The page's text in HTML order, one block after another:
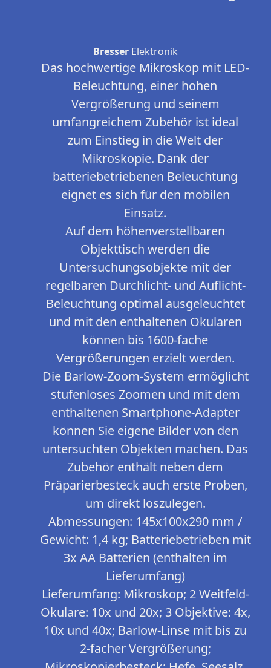
Bresser Elektronik
Das hochwertige Mikroskop mit LED-
Beleuchtung, einer hohen
Vergrößerung und seinem
umfangreichem Zubehör ist ideal
zum Einstieg in die Welt der
Mikroskopie. Dank der
batteriebetriebenen Beleuchtung
eignet es sich für den mobilen
Einsatz.
Auf dem höhenverstellbaren
Objekttisch werden die
Untersuchungsobjekte mit der
regelbaren Durchlicht- und Auflicht-
Beleuchtung optimal ausgeleuchtet
und mit den enthaltenen Okularen
können bis 1600-fache
Vergrößerungen erzielt werden.
Die Barlow-Zoom-System ermöglicht
stufenloses Zoomen und mit dem
enthaltenen Smartphone-Adapter
können Sie eigene Bilder von den
untersuchten Objekten machen. Das
Zubehör enthält neben dem
Präparierbesteck auch erste Proben,
um direkt loszulegen.
Abmessungen: 145x100x290 mm /
Gewicht: 1,4 kg; Batteriebetrieben mit
3x AA Batterien (enthalten im
Lieferumfang)
Lieferumfang: Mikroskop; 2 Weitfeld-
Okulare: 10x und 20x; 3 Objektive: 4x,
10x und 40x; Barlow-Linse mit bis zu
2-facher Vergrößerung;